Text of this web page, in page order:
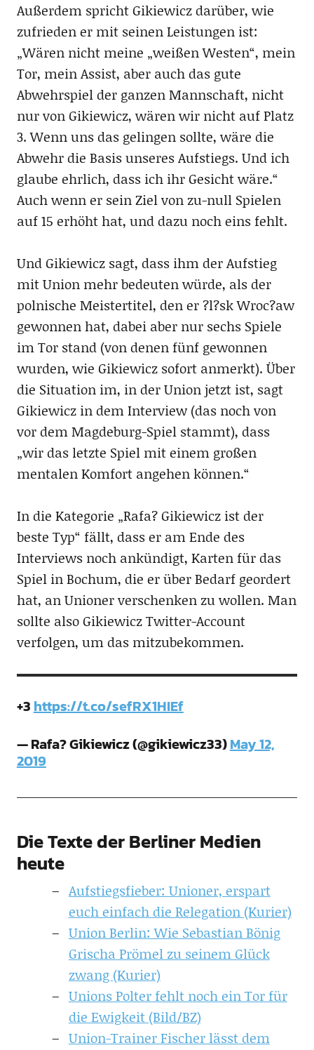
Außerdem spricht Gikiewicz darüber, wie
zufrieden er mit seinen Leistungen ist:
„Wären nicht meine „weißen Westen“, mein
Tor, mein Assist, aber auch das gute
Abwehrspiel der ganzen Mannschaft, nicht
nur von Gikiewicz, wären wir nicht auf Platz
3. Wenn uns das gelingen sollte, wäre die
Abwehr die Basis unseres Aufstiegs. Und ich
glaube ehrlich, dass ich ihr Gesicht wäre.“
Auch wenn er sein Ziel von zu-null Spielen
auf 15 erhöht hat, und dazu noch eins fehlt.
Und Gikiewicz sagt, dass ihm der Aufstieg
mit Union mehr bedeuten würde, als der
polnische Meistertitel, den er ?l?sk Wroc?aw
gewonnen hat, dabei aber nur sechs Spiele
im Tor stand (von denen fünf gewonnen
wurden, wie Gikiewicz sofort anmerkt). Über
die Situation im, in der Union jetzt ist, sagt
Gikiewicz in dem Interview (das noch von
vor dem Magdeburg-Spiel stammt), dass
„wir das letzte Spiel mit einem großen
mentalen Komfort angehen können.“
In die Kategorie „Rafa? Gikiewicz ist der
beste Typ“ fällt, dass er am Ende des
Interviews noch ankündigt, Karten für das
Spiel in Bochum, die er über Bedarf geordert
hat, an Unioner verschenken zu wollen. Man
sollte also Gikiewicz Twitter-Account
verfolgen, um das mitzubekommen.
+3https://t.co/sefRX1HIEf
— Rafa? Gikiewicz (@gikiewicz33)May 12,
2019
Die Texte der Berliner Medien
heute
Aufstiegsfieber: Unioner, erspart
euch einfach die Relegation (Kurier)
Union Berlin: Wie Sebastian Bönig
Grischa Prömel zu seinem Glück
zwang (Kurier)
Unions Polter fehlt noch ein Tor für
die Ewigkeit (Bild/BZ)
Union-Trainer Fischer lässt dem